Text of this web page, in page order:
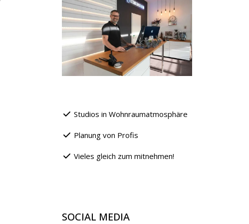
Studios in Wohnraumatmosphäre
Planung von Profis
Vieles gleich zum mitnehmen!
SOCIAL MEDIA